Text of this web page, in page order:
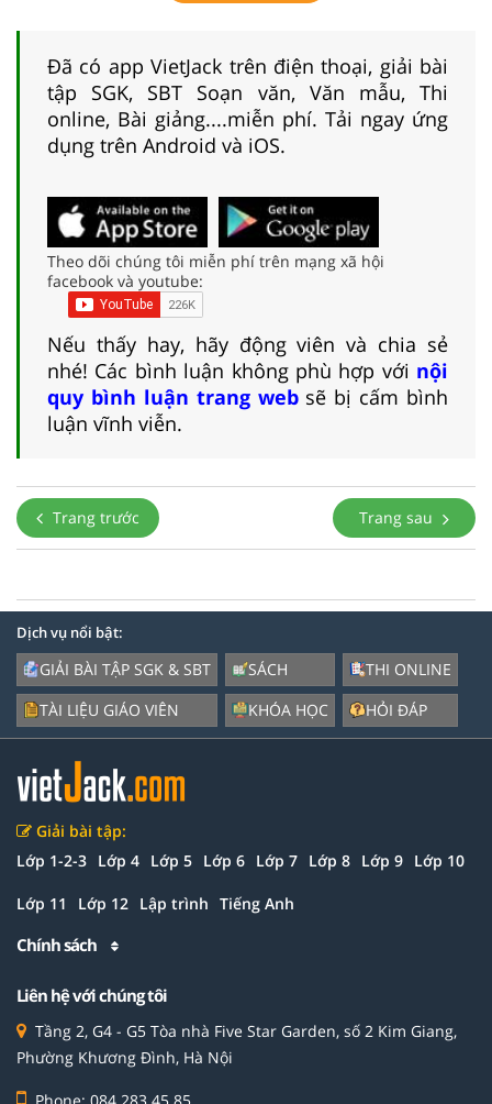
Đã có app VietJack trên điện thoại, giải bài
tập SGK, SBT Soạn văn, Văn mẫu, Thi
online, Bài giảng....miễn phí. Tải ngay ứng
dụng trên Android và iOS.
Theo dõi chúng tôi miễn phí trên mạng xã hội
facebook và youtube:
Nếu thấy hay, hãy động viên và chia sẻ
nhé! Các bình luận không phù hợp với nội
quy bình luận trang websẽ bị cấm bình
luận vĩnh viễn.
Trang trước Trang sau
Dịch vụ nổi bật:
GIẢI BÀI TẬP SGK & SBT
TÀI LIỆU GIÁO VIÊN
SÁCH
KHÓA HỌC
THI ONLINE
HỎI ĐÁP
Giải bài tập:
Lớp 1-2-3 Lớp 4 Lớp 5 Lớp 6 Lớp 7 Lớp 8 Lớp 9 Lớp 10
Lớp 11 Lớp 12 Lập trình Tiếng Anh
Chính sách
Liên hệ với chúng tôi
Tầng 2, G4 - G5 Tòa nhà Five Star Garden, số 2 Kim Giang,
Phường Khương Đình, Hà Nội